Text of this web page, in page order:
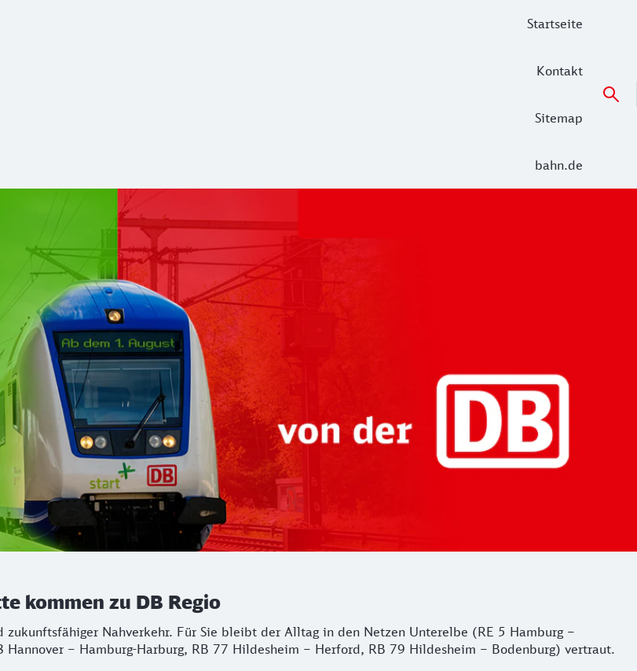
Startseite
Kontakt
Sitemap
bahn.de
zu DB Regio
Nahverkehr. Für Sie bleibt der Alltag in den Netzen Unterelbe (RE 5 Hamburg –
kommen zu DB Regio
Nahverkehr. Für Sie bleibt der Alltag in den Netzen Unterelbe (RE 5 Hamburg –
– Hamburg-Harburg, RB 77 Hildesheim – Herford, RB 79 Hildesheim – Bodenburg) vertraut.